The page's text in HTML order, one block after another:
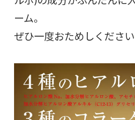
ーム。
ぜひ一度おためしください